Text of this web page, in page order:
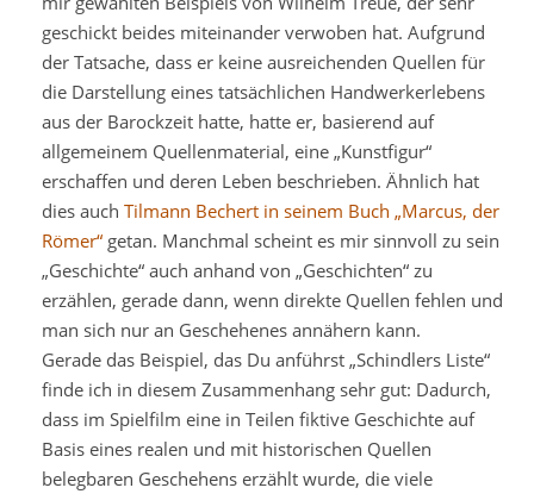
geschickt beides miteinander verwoben hat. Aufgrund
der Tatsache, dass er keine ausreichenden Quellen für
die Darstellung eines tatsächlichen Handwerkerlebens
aus der Barockzeit hatte, hatte er, basierend auf
allgemeinem Quellenmaterial, eine „Kunstfigur“
erschaffen und deren Leben beschrieben. Ähnlich hat
dies auch Tilmann Bechert in seinem Buch „Marcus, der
Römer“ getan. Manchmal scheint es mir sinnvoll zu sein
„Geschichte“ auch anhand von „Geschichten“ zu
erzählen, gerade dann, wenn direkte Quellen fehlen und
man sich nur an Geschehenes annähern kann.
Gerade das Beispiel, das Du anführst „Schindlers Liste“
finde ich in diesem Zusammenhang sehr gut: Dadurch,
dass im Spielfilm eine in Teilen fiktive Geschichte auf
Basis eines realen und mit historischen Quellen
belegbaren Geschehens erzählt wurde, die viele